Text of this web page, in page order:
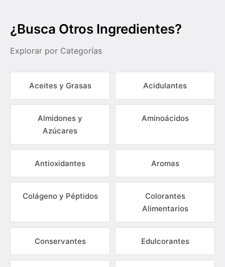
¿Busca Otros Ingredientes?
Explorar por Categorías
Aceites y Grasas Acidulantes
Almidones y
Azúcares
Aminoácidos
Antioxidantes Aromas
Colágeno y Péptidos
Colorantes
Alimentarios
Conservantes Edulcorantes